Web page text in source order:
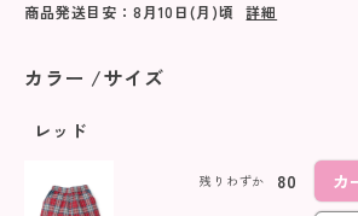
商品発送目安： 8月10日(月)頃 詳細
カラー サイズ
レッド
80
残りわずか カ